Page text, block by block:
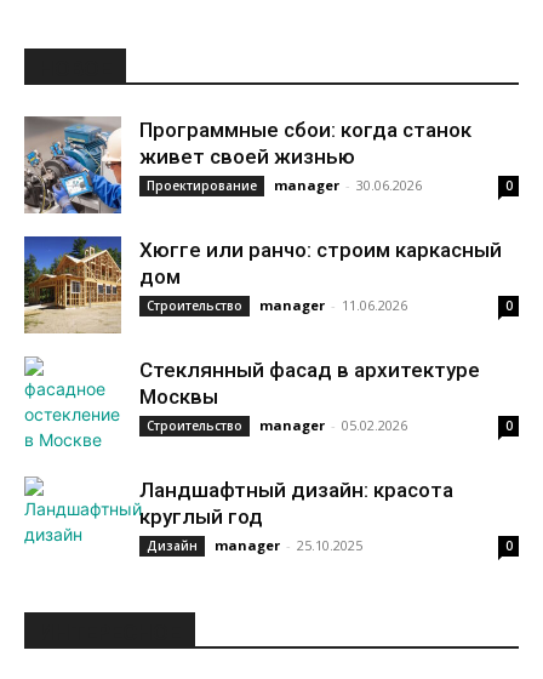
Программные сбои: когда станок
живет своей жизнью
Проектирование manager - 30.06.2026 0
Хюгге или ранчо: строим каркасный
дом
Строительство manager - 11.06.2026 0
Стеклянный фасад в архитектуре
Москвы
Строительство manager - 05.02.2026 0
Ландшафтный дизайн: красота
круглый год
Дизайн manager - 25.10.2025 0